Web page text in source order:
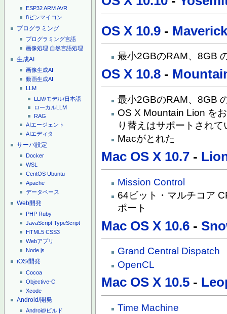
ESP32ARMAVR
8ピンマイコン
プログラミング
プログラミング言語
画像処理 自然言語処理
生成AI
画像生成AI
動画生成AI
LLM
LLM/モデル/日本語
ローカルLLM
RAG
AIエージェント
AIエディタ
サーバ設定
Docker
WSL
CentOS Ubuntu
Apache
データベース
Web開発
PHP Ruby
JavaScript TypeScript
HTML5 CSS3
Webアプリ
Node.js
iOS/開発
Cocoa
Objective-C
Xcode
Android/開発
Android/ビルド
OS X 10.9 -
最小2GBのRAM、8GB
OS X 10.8 -
最小2GBのRAM、8GB
OS X Mountain Lion を
り替えはサポートされて
Macがとれた
Mac OS X 10.7 -
Mission Control
64ビット・マルチコア
ポート
Mac OS X 10.6 -
Grand Central Dispatch
OpenCL
Mac OS X 10.5 -
Time Machine